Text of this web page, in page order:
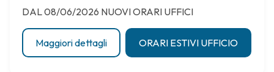
DAL 08/06/2026 NUOVI ORARI UFFICI
Maggiori dettagli ORARI ESTIVI UFFICIO